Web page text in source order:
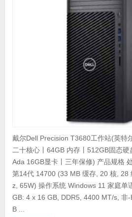
戴尔Dell Precision T3680工作站(英特
二十核心丨64GB 内存丨512GB固态
Ada 16GB显卡丨三年保修) 产品规格
第14代 14700 (33 MB 缓存, 20 核, 28
z, 65W) 操作系统 Windows 11 家庭单
GB: 4 x 16 GB, DDR5, 4400 MT/s, 非
B ...